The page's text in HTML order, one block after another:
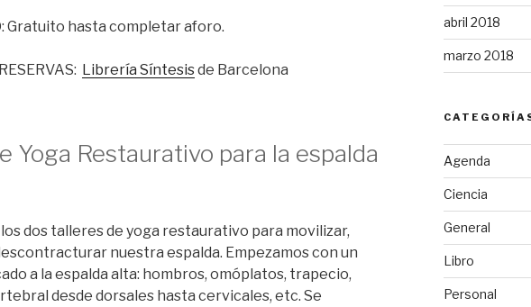
Gratuito hasta completar aforo.
Librería Síntesisde Barcelona
Yoga Restaurativo para la espalda
dos talleres de yoga restaurativo para movilizar,
nuestra espalda. Empezamos con un
a la espalda alta: hombros, omóplatos, trapecio,
desde dorsales hasta cervicales, etc. Se
abril 2018
marzo 2018
Agenda
Ciencia
General
Libro
Personal